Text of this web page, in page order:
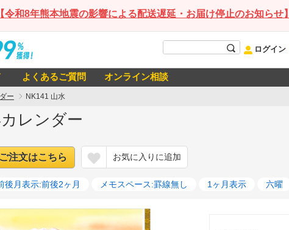
令和8年熊本地震の影響による配送遅延・お届け停止のお知らせ】
ログイン
よくあるご質問 オンライン相談
ー NK141 山水
レンダー
注文はこちら お気に入りに追加
後月表示:前後2ヶ月 メモスペース:罫線無し 1ヶ月表示 六曜